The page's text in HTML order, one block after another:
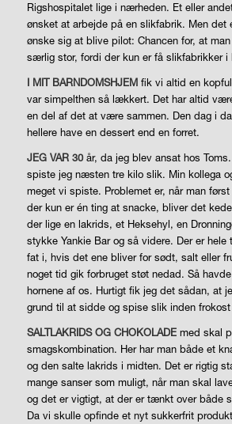
Rigshospitalet lige i nærheden. Et eller
ønsket at arbejde på en slikfabrik. Men det
ønske sig at blive pilot: Chancen for, at
særlig stor, fordi der kun er få slikfabrikker i
I MIT BARNDOMSHJEMfik vi altid en
var simpelthen så lækkert. Det har altid
en del af det at være sammen. Den dag i
hellere have en dessert end en forret.
JEG VAR 30år, da jeg blev ansat hos
spiste jeg næsten tre kilo slik. Min kollega
meget vi spiste. Problemet er, når man
der kun er én ting at snacke, bliver det
der lige en lakrids, et Heksehyl, en
stykke Yankie Bar og så videre. Der er hele
fat i, hvis det ene bliver for sødt, salt eller
noget tid gik forbruget støt nedad. Så
hornene af os. Hurtigt fik jeg det sådan, at
grund til at sidde og spise slik inden frokost
SALTLAKRIDS OG CHOKOLADEmed skal
smagskombination. Her har man både et
og den salte lakrids i midten. Det er rigtig
mange sanser som muligt, når man skal
og det er vigtigt, at der er tænkt over både
Da vi skulle opfinde et nyt sukkerfrit